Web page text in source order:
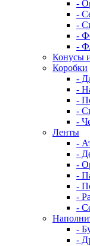
-
-
-
-
-
Конусы
Коробки
-
-
-
-
-
Ленты
-
-
-
-
-
-
-
-
-